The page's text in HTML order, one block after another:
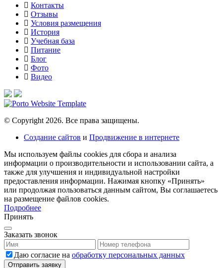
Контакты
Отзывы
Условия размещения
История
Учебная база
Питание
Блог
Фото
Видео
© Copyright 2026. Все права защищены.
Создание сайтов и Продвижение в интернете
Мы используем файлы cookies для сбора и анализа
информации о производительности и использовании сайта, а
также для улучшения и индивидуальной настройки
предоставления информации. Нажимая кнопку «Принять»
или продолжая пользоваться данным сайтом, Вы соглашаетесь
на размещение файлов сookies.
Подробнее
Принять
Заказать звонок
Даю согласие на обработку персональных данных